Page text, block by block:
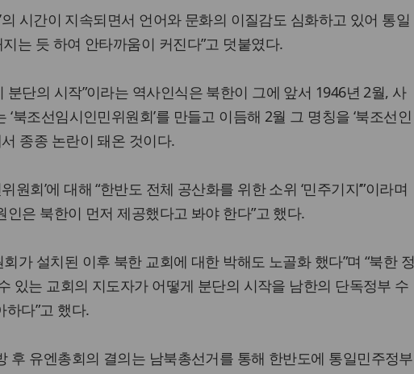
의 시간이 지속되면서 언어와 문화의 이질감도 심화하고 있어 통일
는 듯 하여 안타까움이 커진다”고 덧붙였다.
분단의 시작”이라는 역사인식은 북한이 그에 앞서 1946년 2월, 사
북조선임시인민위원회’를 만들고 이듬해 2월 그 명칭을 ‘북조선인
종종 논란이 돼온 것이다.
원회’에 대해 “한반도 전체 공산화를 위한 소위 ‘민주기지’”이라며
인은 북한이 먼저 제공했다고 봐야 한다”고 했다.
가 설치된 이후 북한 교회에 대한 박해도 노골화 했다”며 “북한 정
있는 교회의 지도자가 어떻게 분단의 시작을 남한의 단독정부 수
다”고 했다.
후 유엔총회의 결의는 남북총선거를 통해 한반도에 통일민주정부